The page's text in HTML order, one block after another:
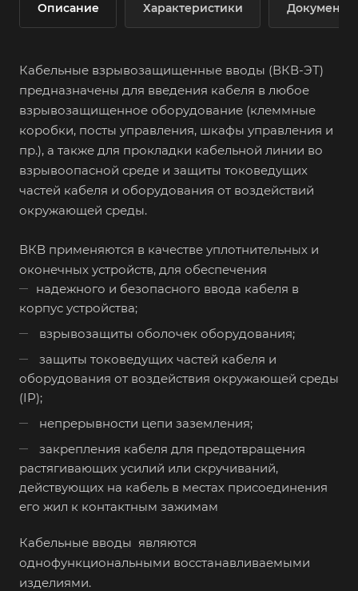
Описание Характеристики Документы
Кабельные взрывозащищенные вводы (ВКВ-ЭТ)
предназначены для введения кабеля в любое
взрывозащищенное оборудование (клеммные
коробки, посты управления, шкафы управления и
пр.), а также для прокладки кабельной линии во
взрывоопасной среде и защиты токоведущих
частей кабеля и оборудования от воздействий
окружающей среды.
ВКВ применяются в качестве уплотнительных и
оконечных устройств, для обеспечения
надежного и безопасного ввода кабеля в
корпус устройства;
взрывозащиты оболочек оборудования;
защиты токоведущих частей кабеля и
оборудования от воздействия окружающей среды
(IP);
непрерывности цепи заземления;
закрепления кабеля для предотвращения
растягивающих усилий или скручиваний,
действующих на кабель в местах присоединения
его жил к контактным зажимам
Кабельные вводы являются
однофункциональными восстанавливаемыми
изделиями.